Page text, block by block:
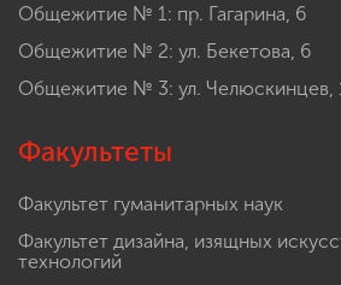
Общежитие № 1: пр. Гагарина, 6
Общежитие № 2: ул. Бекетова, 6
Общежитие № 3: ул. Челюскинцев,
Факультеты
Факультет гуманитарных наук
Факультет дизайна, изящных
технологий